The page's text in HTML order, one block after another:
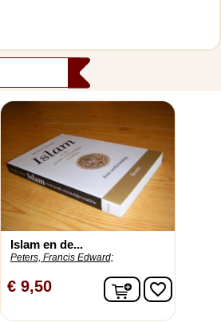
Islam en de...
Peters, Francis Edward;
€ 9,50 Infavorite_border